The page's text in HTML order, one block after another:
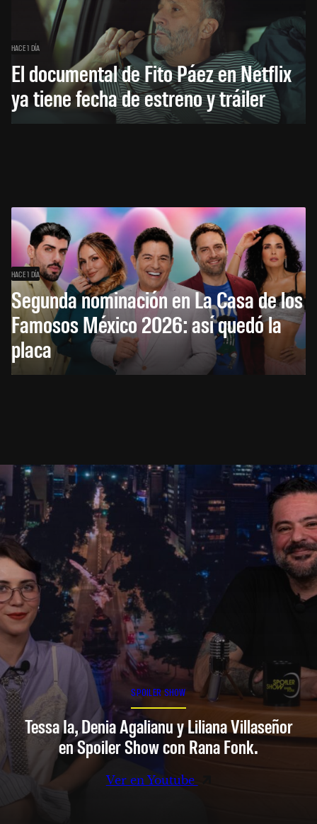
HACE 1 DÍA
El documental de Fito Páez en Netflix
ya tiene fecha de estreno y tráiler
HACE 1 DÍA
Segunda nominación en La Casa de los
Famosos México 2026: así quedó la
placa
SPOILER SHOW
Tessa Ia, Denia Agalianu y Liliana Villaseñor
en Spoiler Show con Rana Fonk.
Ver en Youtube